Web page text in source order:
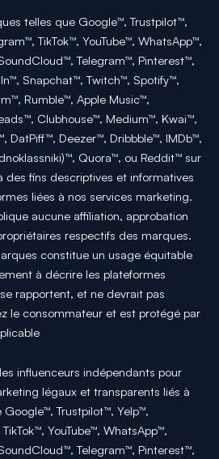
telles que Google™, Trustpilot™,
TikTok™, YouTube™, WhatsApp™,
Telegram™, Pinterest™,
Snapchat™, Twitch™, Spotify™,
Rumble™, Apple Music™,
Clubhouse™, Medium™, Kwai™,
DatPiff™, Deezer™, Dribbble™, IMDb™,
Quora™, ou Reddit™ sur
des fins descriptives et informatives
liées à nos services marketing.
aucune affiliation, approbation
respectifs des marques.
constitue un usage équitable
à décrire les plateformes
rapportent, et ne devrait pas
le consommateur et est protégé par
influenceurs indépendants pour
légaux et transparents liés à
Trustpilot™, Yelp™,
YouTube™, WhatsApp™,
Telegram™, Pinterest™,